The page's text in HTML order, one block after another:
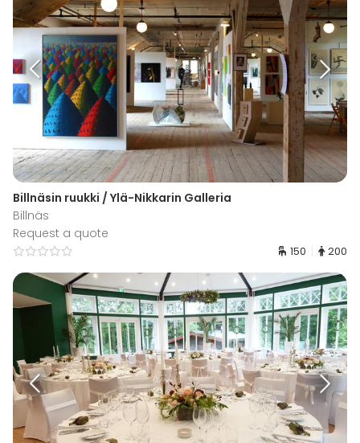
Billnäsin ruukki / Ylä-Nikkarin Galleria
Billnäs
Request a quote
150 200